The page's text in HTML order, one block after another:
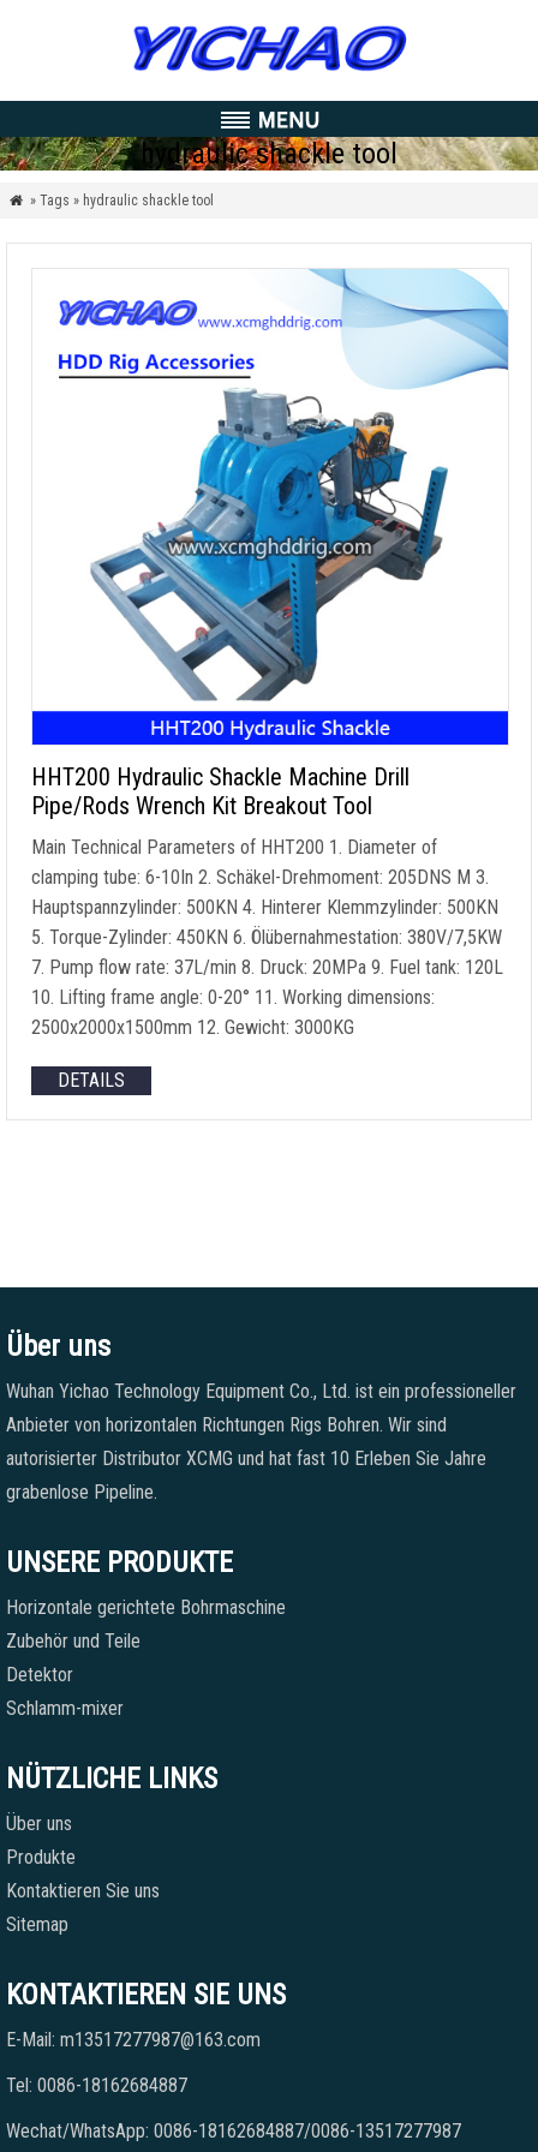
hydraulic shackle tool
 » Tags » hydraulic shackle tool
HHT200 Hydraulic Shackle Machine Drill
Pipe/Rods Wrench Kit Breakout Tool
Main Technical Parameters of HHT200 1. Diameter of
clamping tube: 6-10In 2. Schäkel-Drehmoment: 205DNS M 3.
Hauptspannzylinder: 500KN 4. Hinterer Klemmzylinder: 500KN
5. Torque-Zylinder: 450KN 6. Ölübernahmestation: 380V/7,5KW
7. Pump flow rate: 37L/min 8. Druck: 20MPa 9. Fuel tank: 120L
10. Lifting frame angle: 0-20° 11. Working dimensions:
2500x2000x1500mm 12. Gewicht: 3000KG
DETAILS
Über uns
Wuhan Yichao Technology Equipment Co., Ltd. ist ein professioneller
Anbieter von horizontalen Richtungen Rigs Bohren. Wir sind
autorisierter Distributor XCMG und hat fast 10 Erleben Sie Jahre
grabenlose Pipeline.
UNSERE PRODUKTE
Horizontale gerichtete Bohrmaschine
Zubehör und Teile
Detektor
Schlamm-mixer
NÜTZLICHE LINKS
Über uns
Produkte
Kontaktieren Sie uns
Sitemap
KONTAKTIEREN SIE UNS
E-Mail: m13517277987@163.com
Tel: 0086-18162684887
Wechat/WhatsApp: 0086-18162684887/0086-13517277987